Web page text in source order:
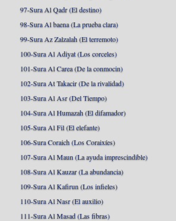
97-Sura Al Qadr (El destino)
98-Sura Al baena (La prueba clara)
99-Sura Az Zalzalah (El terremoto)
100-Sura Al Adiyat (Los corceles)
101-Sura Al Carea (De la conmocin)
102-Sura At Takacir (De la rivalidad)
103-Sura Al Asr (Del Tiempo)
104-Sura Al Humazah (El difamador)
105-Sura Al Fil (El elefante)
106-Sura Coraich (Los Coraixíes)
107-Sura Al Maun (La ayuda imprescindible)
108-Sura Al Kauzar (La abundancia)
109-Sura Al Kafirun (Los infieles)
110-Sura Al Nasr (El auxilio)
111-Sura Al Masad (Las fibras)